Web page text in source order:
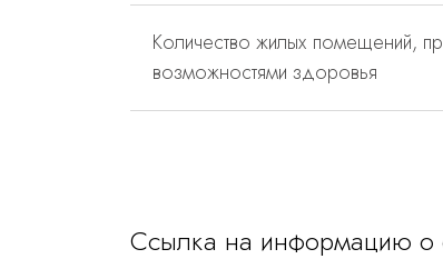
Количество жилых помещений,
возможностями здоровья
Ссылка на информацию о